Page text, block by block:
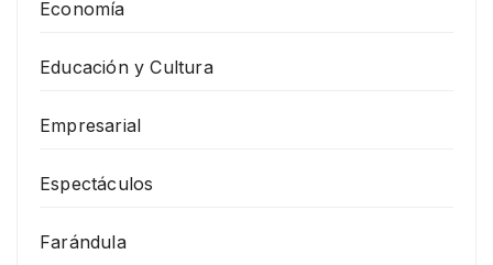
Economía
Educación y Cultura
Empresarial
Espectáculos
Farándula